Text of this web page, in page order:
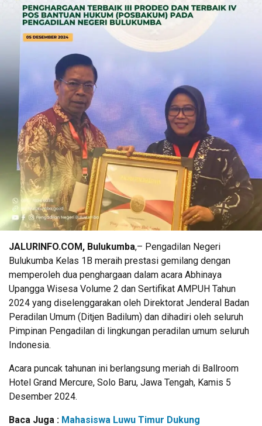
JALURINFO.COM, Bulukumba,– Pengadilan Negeri
Bulukumba Kelas 1B meraih prestasi gemilang dengan
memperoleh dua penghargaan dalam acara Abhinaya
Upangga Wisesa Volume 2 dan Sertifikat AMPUH Tahun
2024 yang diselenggarakan oleh Direktorat Jenderal Badan
Peradilan Umum (Ditjen Badilum) dan dihadiri oleh seluruh
Pimpinan Pengadilan di lingkungan peradilan umum seluruh
Indonesia.
Acara puncak tahunan ini berlangsung meriah di Ballroom
Hotel Grand Mercure, Solo Baru, Jawa Tengah, Kamis 5
Desember 2024.
Baca Juga : Mahasiswa Luwu Timur Dukung